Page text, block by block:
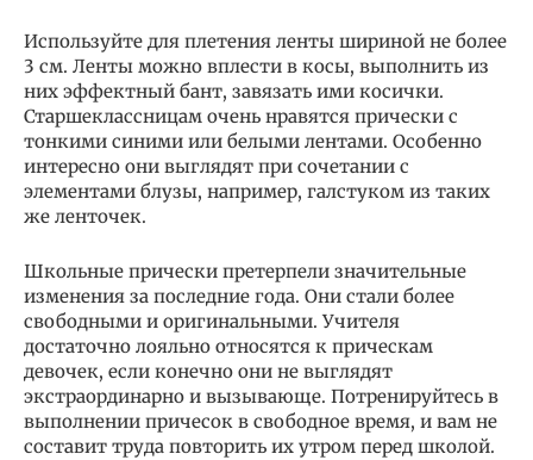
Используйте для плетения ленты шириной не более
3 см. Ленты можно вплести в косы, выполнить из
них эффектный бант, завязать ими косички.
Старшеклассницам очень нравятся прически с
тонкими синими или белыми лентами. Особенно
интересно они выглядят при сочетании с
элементами блузы, например, галстуком из таких
же ленточек.
Школьные прически претерпели значительные
изменения за последние года. Они стали более
свободными и оригинальными. Учителя
достаточно лояльно относятся к прическам
девочек, если конечно они не выглядят
экстраординарно и вызывающе. Потренируйтесь в
выполнении причесок в свободное время, и вам не
составит труда повторить их утром перед школой.